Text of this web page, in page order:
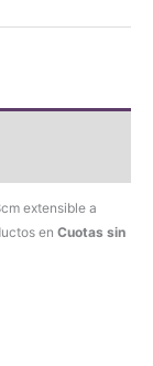
extensible a
en Cuotas sin